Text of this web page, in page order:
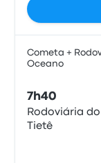
Cometa +
Oceano
7h40
Rodoviária do
Tietê